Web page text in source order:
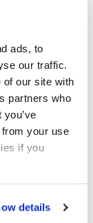
ads, to
our traffic.
of our site with
partners who
your use
if you
details
в египетскую
предпроектного
рекомендованы
Это